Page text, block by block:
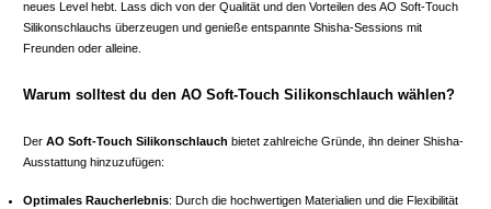
neues Level hebt. Lass dich von der Qualität und den Vorteilen des AO Soft-Touch
Silikonschlauchs überzeugen und genieße entspannte Shisha-Sessions mit
Freunden oder alleine.
Warum solltest du den AO Soft-Touch Silikonschlauch wählen?
Der AO Soft-Touch Silikonschlauch bietet zahlreiche Gründe, ihn deiner Shisha-
Ausstattung hinzuzufügen:
Optimales Raucherlebnis: Durch die hochwertigen Materialien und die Flexibilität